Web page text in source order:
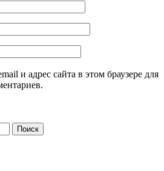
и адрес сайта в этом браузере для